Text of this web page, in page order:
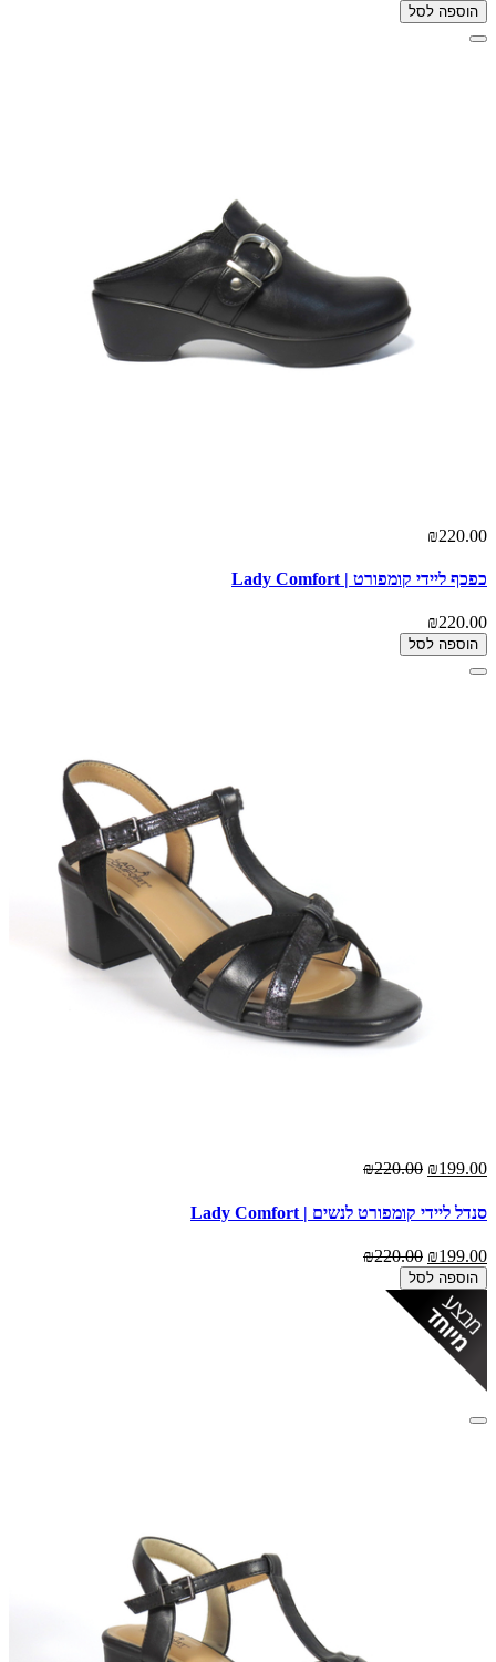
הוספה לסל
₪220.00
כפכף ליידי קומפורט | Lady Comfort
₪220.00
הוספה לסל
₪199.00
₪220.00
סנדל ליידי קומפורט לנשים | Lady Comfort
₪199.00
₪220.00
הוספה לסל